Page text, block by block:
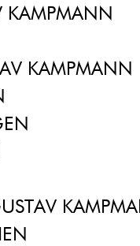
KAMPMANN
KAMPMANN